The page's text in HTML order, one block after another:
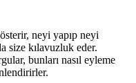
neyi yapıp neyi
size kılavuzluk eder.
bunları nasıl eyleme